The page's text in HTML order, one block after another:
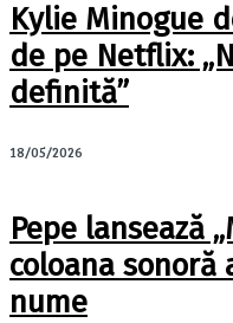
Kylie Minogue
de pe Netflix:
definită”
18/05/2026
Pepe lansează
coloana sonoră
nume